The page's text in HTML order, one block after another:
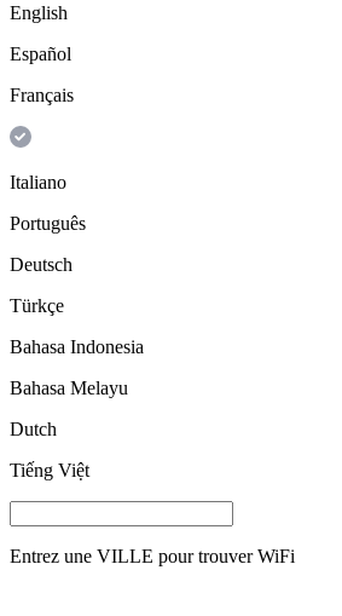
English
Español
Français
Italiano
Português
Deutsch
Türkçe
Bahasa Indonesia
Bahasa Melayu
Dutch
Tiếng Việt
Entrez une VILLE pour trouver WiFi